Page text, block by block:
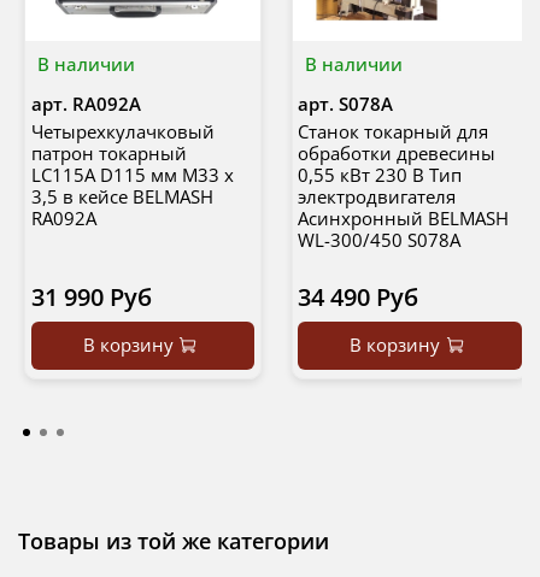
В наличии
арт. RA092A
Четырехкулачковый
патрон токарный
LC115A D115 мм M33 х
3,5 в кейсе BELMASH
RA092A
31 990 Руб
В корзину
В наличии
арт. S078A
Станок токарный для
обработки древесины
0,55 кВт 230 В Тип
электродвигателя
Асинхронный BELMASH
WL-300/450 S078A
34 490 Руб
В корзину
Товары из той же категории